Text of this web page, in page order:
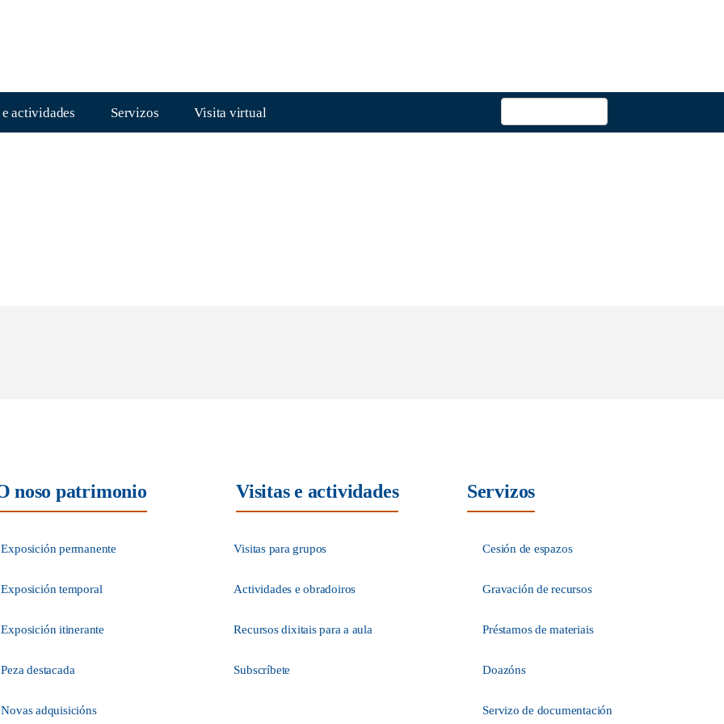
actividades Servizos Visita virtual
noso patrimonio
Exposición permanente
Exposición temporal
Exposición itinerante
Peza destacada
Novas adquisicións
Visitas e actividades
Visitas para grupos
Actividades e obradoiros
Recursos dixitais para a aula
Subscríbete
Servizos
Cesión de espazos
Gravación de recursos
Préstamos de materiais
Doazóns
Servizo de documentación